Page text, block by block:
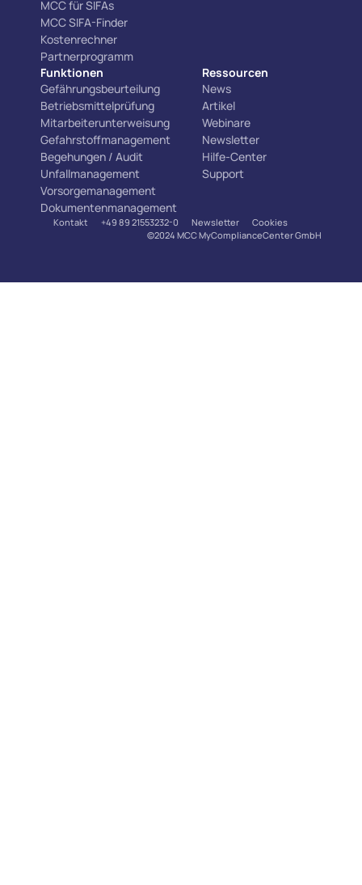
MCC für SIFAs
MCC SIFA-Finder
Kostenrechner
Partnerprogramm
Funktionen
Gefährungsbeurteilung
Betriebsmittelprüfung
Mitarbeiterunterweisung
Gefahrstoffmanagement
Begehungen / Audit
Unfallmanagement
Vorsorgemanagement
Dokumentenmanagement
Ressourcen
News
Artikel
Webinare
Newsletter
Hilfe-Center
Support
Kontakt +49 89 21553232-0 Newsletter
Cookies
©2024 MCC MyComplianceCenter GmbH